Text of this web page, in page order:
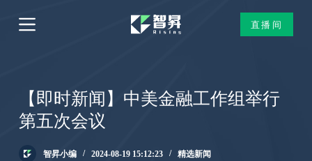
跳
过
直播间
【即时新闻】中美金融工作组举行
第五次会议
智昇小编 2024-08-19 15:12:23 精选新闻